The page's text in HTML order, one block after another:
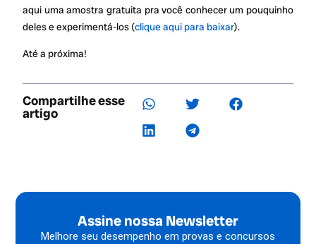
aqui uma amostra gratuita pra você conhecer um pouquinho
deles e experimentá-los (clique aqui para baixar).
Até a próxima!
Compartilhe esse
artigo
Assine nossa Newsletter
Melhore seu desempenho em provas e concursos